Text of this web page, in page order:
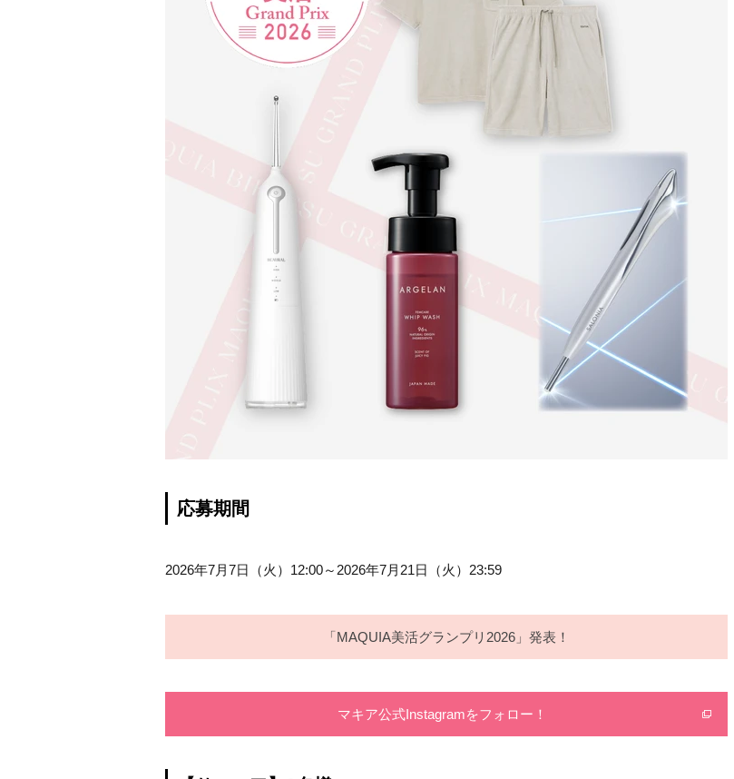
応募期間
2026年7月7日（火）12:00～2026年7月21日（火）23:59
「MAQUIA美活グランプリ2026」発表！
マキア公式Instagramをフォロー！